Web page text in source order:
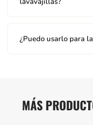
¿Puedo usarlo para
MÁS